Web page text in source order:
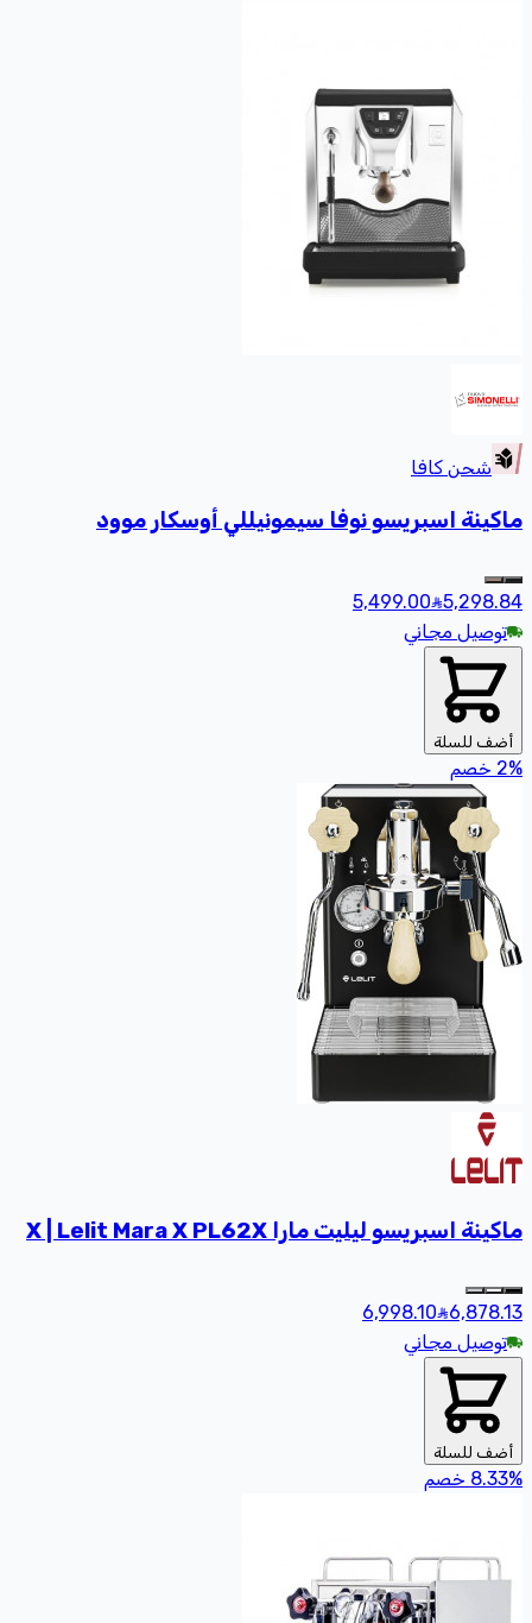
شحن كافا
ماكينة اسبريسو نوفا سيمونيللي أوسكار موود
5,298.84
5,499.00
توصيل مجاني
أضف للسلة
2% خصم
ماكينة اسبريسو ليليت مارا X | Lelit Mara X PL62X
6,878.13
6,998.10
توصيل مجاني
أضف للسلة
8.33% خصم